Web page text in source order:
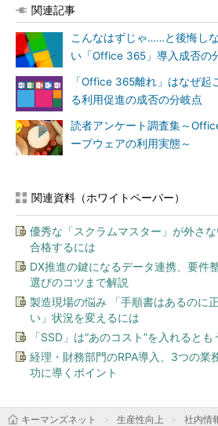
関連記事
こんなはずじゃ……と後悔し
い「Office 365」導入成否の
「Office 365離れ」はなぜ
る利用促進の成否の分岐点
読者アンケート調査集～
ープウェアの利用実態～
関連資料（ホワイトペーパー）
優秀な「スクラムマスター」が外さ
合格するには
DX推進の鍵になるデータ連携、要件
選びのコツまで解説
製造現場の悩み 「手順書はあるのに
い」状況を変えるには
「SSD」は“あのコスト”を入れると
経理・財務部門のRPA導入、3つの業
功に導くポイント
キーマンズネット 生産性向上 社内情